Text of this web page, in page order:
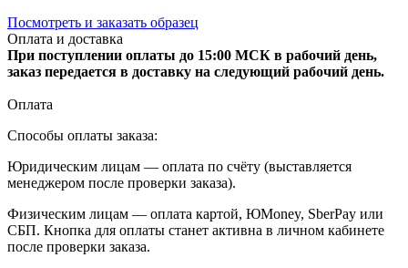
Посмотреть и заказать образец
Оплата и доставка
При поступлении оплаты до 15:00 МСК в рабочий день,
заказ передается в доставку на следующий рабочий день.
Оплата
Способы оплаты заказа:
Юридическим лицам — оплата по счёту (выставляется
менеджером после проверки заказа).
Физическим лицам — оплата картой, ЮMoney, SberPay или
СБП. Кнопка для оплаты станет активна в личном кабинете
после проверки заказа.